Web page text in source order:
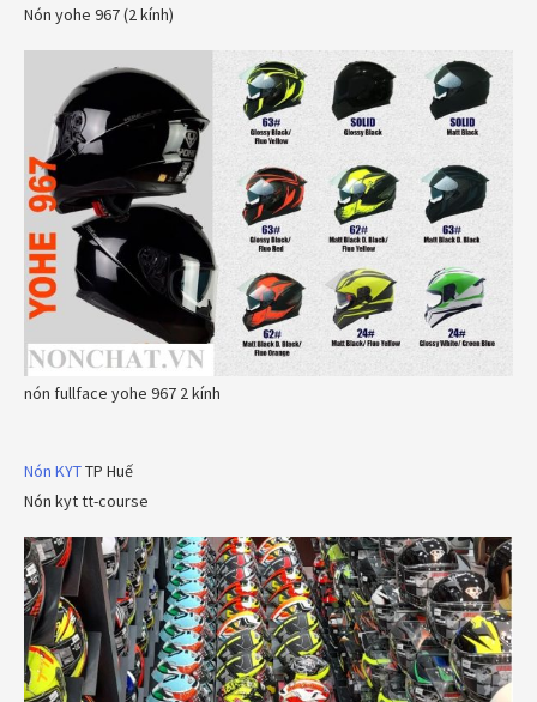
Nón yohe 967 (2 kính)
nón fullface yohe 967 2 kính
Nón KYTTP Huế
Nón kyt tt-course